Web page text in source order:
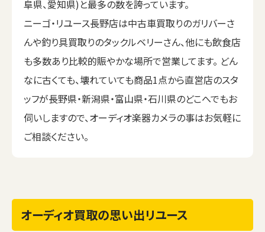
阜県、愛知県)と最多の数を誇っています。
ニーゴ・リユース長野店は中古車買取りのガリバーさ
んや釣り具買取りのタックルベリーさん、他にも飲食店
も多数あり比較的賑やかな場所で営業してます。 どん
なに古くても、壊れていても商品1点から直営店のスタ
ッフが長野県・新潟県・富山県・石川県のどこへでもお
伺いしますので、オーディオ楽器カメラの事はお気軽に
ご相談ください。
オーディオ買取の思い出リユース